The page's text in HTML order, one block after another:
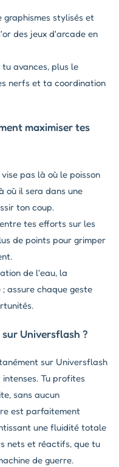
graphismes stylisés et
des jeux d'arcade en
tu avances, plus le
nerfs et ta coordination
maximiser tes
vise pas là où le poisson
où il sera dans une
ton coup.
tes efforts sur les
de points pour grimper
de l'eau, la
assure chaque geste
Universflash ?
sur Universflash
Tu profites
sans aucun
est parfaitement
une fluidité totale
nets et réactifs, que tu
de guerre.